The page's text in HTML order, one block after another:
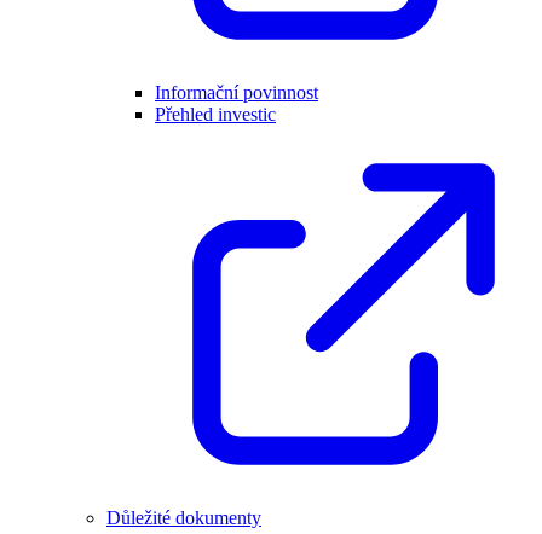
Informační povinnost
Přehled investic
Důležité dokumenty